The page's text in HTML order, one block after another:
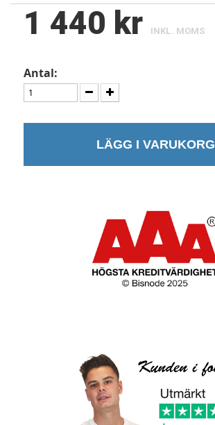
1 440 kr INKL. MOMS
Antal:
LÄGG I VARUKORG